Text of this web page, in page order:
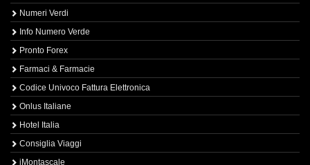
Numeri Verdi
Info Numero Verde
Pronto Forex
Farmaci & Farmacie
Codice Univoco Fattura Elettronica
Onlus Italiane
Hotel Italia
Consiglia Viaggi
iMontascale